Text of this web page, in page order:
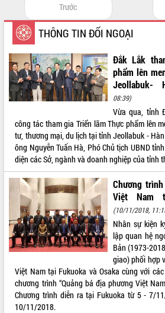
Hội nghị UBND tỉnh Đắk Lắk thường kỳ
tháng 7/2026
Lễ truy tặng danh hiệu “Bà Mẹ Việt
Nam Anh hùng” và trao Huân chương
Lao động
UBND tỉnh Đắk Lắk triển khai nhiệm
vụ 6 tháng cuối năm 2026
Kỳ họp thứ Hai, Hội đồng nhân dân
tỉnh khóa XI quyết nghị nhiều nội dung
quan trọng
Bí thư Tỉnh ủy Lương Nguyễn Minh
Triết thăm, tặng quà người có công với
cách mạng
Rà soát, hoàn thiện hệ thống thiết chế
văn hóa, thể thao đáp ứng yêu cầu
phát triển mới
Thường trực HĐND tỉnh Đắk Lắk gặp
mặt Đoàn chuyên gia y tế TP. Hồ Chí
Minh
Lễ truy điệu và an táng hài cốt liệt sĩ
tại Nghĩa trang Liệt sĩ xã Sơn Hòa
Bàn giải pháp tháo gỡ khó khăn trong
xuất khẩu sầu riêng và triển khai quy
định EUDR
ALBUM ẢNH
LIÊN KẾT WEB
THỐNG KÊ TRUY CẬP
Hôm nay: 17563
Trước
THÔNG TIN ĐỐI NGOẠI
Đắk Lắk
phẩm lên
Jeollabuk-
08:39)
Vừa qua, tỉnh
công tác tham gia Triển lãm Thực phẩm lên
tư, thương mại, du lịch tại tỉnh Jeollabuk -
ông Nguyễn Tuấn Hà, Phó Chủ tịch UBND
diện các Sở, ngành và doanh nghiệp của tỉnh
Chương
Việt Nam
(10/11/2018,
Nhân sự kiện
lập quan hệ
Bản (1973-
giao) phối hợp
Việt Nam tại Fukuoka và Osaka cùng với
chương trình “Quảng bá địa phương Việt
Chương trình diễn ra tại Fukuoka từ 5 - 7/
10/11/2018.